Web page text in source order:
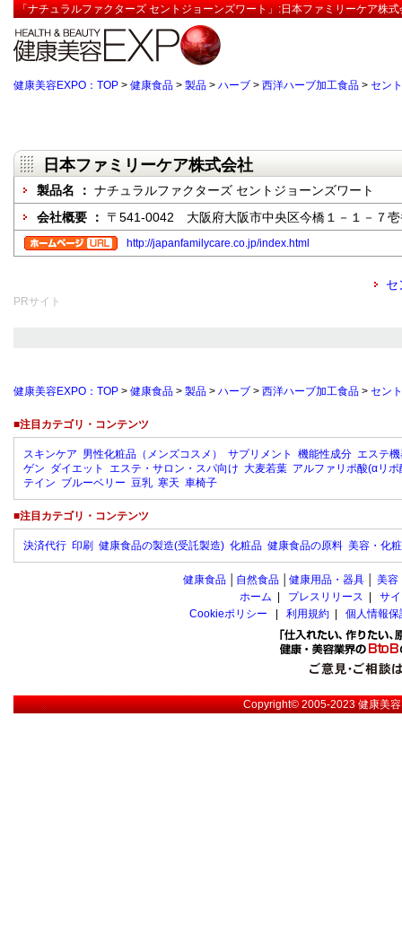
「ナチュラルファクターズ セントジョーンズワート」:日本ファミリーケア株
健康美容EXPO：TOP > 健康食品 > 製品 > ハーブ > 西洋ハーブ加工食品 > セン
日本ファミリーケア株式会社
製品名 ： ナチュラルファクターズ セントジョーンズワート
会社概要 ： 〒541-0042 大阪府大阪市中央区今橋１－１－７
http://japanfamilycare.co.jp/index.html
セ
PRサイト
健康美容EXPO：TOP > 健康食品 > 製品 > ハーブ > 西洋ハーブ加工食品 > セン
■注目カテゴリ・コンテンツ
スキンケア 男性化粧品（メンズコスメ） サプリメント 機能性成分 エステ
ゲン ダイエット エステ・サロン・スパ向け 大麦若葉 アルファリポ酸(αリポ
テイン ブルーベリー 豆乳 寒天 車椅子
■注目カテゴリ・コンテンツ
決済代行 印刷 健康食品の製造(受託製造) 化粧品 健康食品の原料 美容・化
健康食品 自然食品 健康用品・器具 美容
ホーム
プレスリリース
サ
Cookieポリシー
利用規約 個人情報
Copyright© 2005-2023健康美